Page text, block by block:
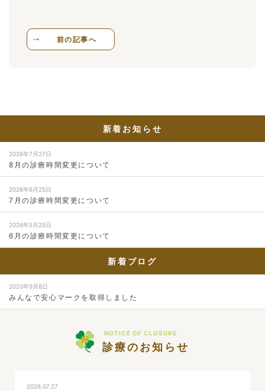
前の記事へ
新着お知らせ
2026年7月27日
8月の診療時間変更について
2026年6月25日
7月の診療時間変更について
2026年5月25日
6月の診療時間変更について
新着ブログ
2020年9月8日
みんなで安心マークを取得しました
NOTICE OF CLOSURE
診療のお知らせ
2026.07.27